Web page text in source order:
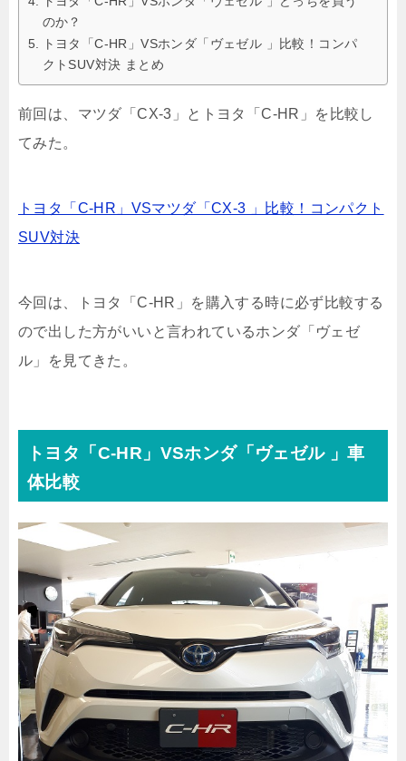
のか？
トヨタ「C-HR」VSホンダ「ヴェゼル 」比較！コンパ
クトSUV対決 まとめ
前回は、マツダ「CX-3」とトヨタ「C-HR」を比較し
てみた。
トヨタ「C-HR」VSマツダ「CX-3 」比較！コンパクト
SUV対決
今回は、トヨタ「C-HR」を購入する時に必ず比較する
ので出した方がいいと言われているホンダ「ヴェゼ
ル」を見てきた。
トヨタ「C-HR」VSホンダ「ヴェゼル 」車
体比較